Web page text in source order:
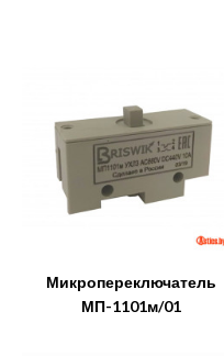
Микропереключатель
МП-1101м/01